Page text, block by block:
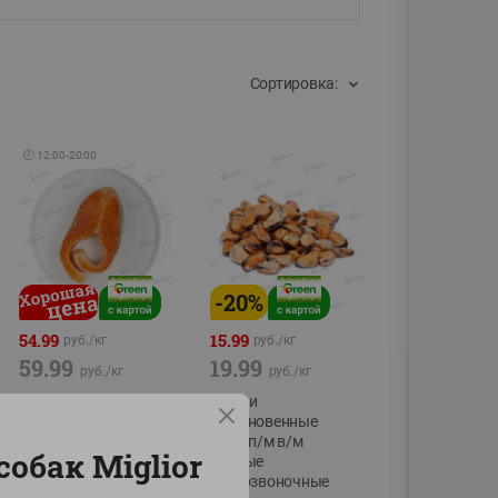
Сортировка:
🕘 12:00-20:00
54.99 руб./кг
59.99 руб./кг
фасовка:0,15-0,6кг
-20%
15.99 руб./кг
19.99 руб./кг
Мидии
обыкновенные
мясо п/м в/м
водные
беспозвоночные
Miglior